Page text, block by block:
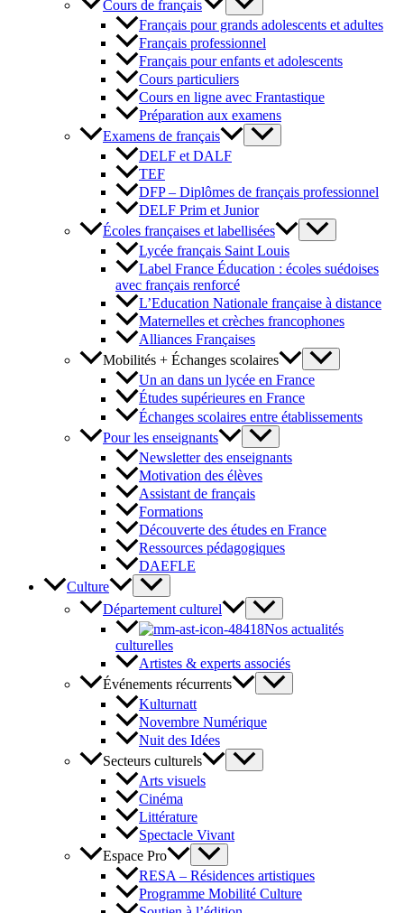
Cours de français
Français pour grands adolescents et adultes
Français professionnel
Français pour enfants et adolescents
Cours particuliers
Cours en ligne avec Frantastique
Préparation aux examens
Examens de français
DELF et DALF
TEF
DFP – Diplômes de français professionnel
DELF Prim et Junior
Écoles françaises et labellisées
Lycée français Saint Louis
Label France Éducation : écoles suédoises
avec français renforcé
L’Education Nationale française à distance
Maternelles et crèches francophones
Alliances Françaises
Mobilités + Échanges scolaires
Un an dans un lycée en France
Études supérieures en France
Échanges scolaires entre établissements
Pour les enseignants
Newsletter des enseignants
Motivation des élèves
Assistant de français
Formations
Découverte des études en France
Ressources pédagogiques
DAEFLE
Culture
Département culturel
Nos actualités
culturelles
Artistes & experts associés
Événements récurrents
Kulturnatt
Novembre Numérique
Nuit des Idées
Secteurs culturels
Arts visuels
Cinéma
Littérature
Spectacle Vivant
Espace Pro
RESA – Résidences artistiques
Programme Mobilité Culture